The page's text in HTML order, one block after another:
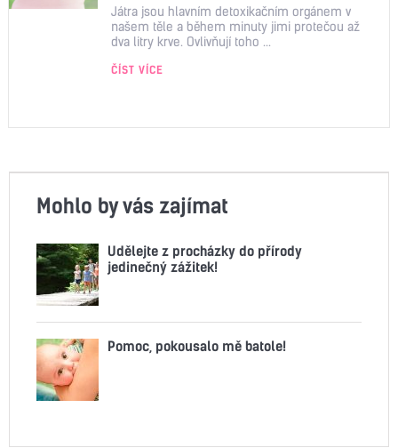
Játra jsou hlavním detoxikačním orgánem v
našem těle a během minuty jimi protečou až
dva litry krve. Ovlivňují toho ...
ČÍST VÍCE
Mohlo by vás zajímat
Udělejte z procházky do přírody
jedinečný zážitek!
Pomoc, pokousalo mě batole!